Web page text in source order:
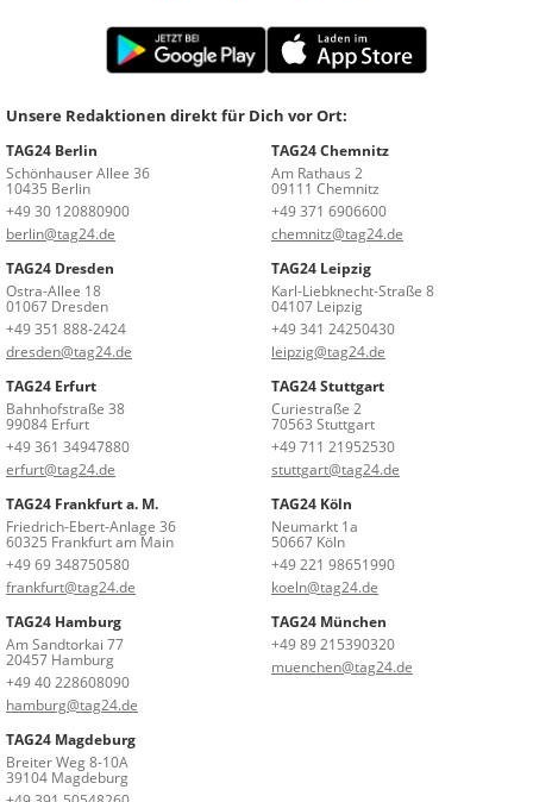
Unsere Redaktionen direkt für Dich vor Ort:
TAG24 Berlin
Schönhauser Allee 36
10435 Berlin
+49 30 120880900
berlin@tag24.de
TAG24 Chemnitz
Am Rathaus 2
09111 Chemnitz
+49 371 6906600
chemnitz@tag24.de
TAG24 Dresden
Ostra-Allee 18
01067 Dresden
+49 351 888-2424
dresden@tag24.de
TAG24 Leipzig
Karl-Liebknecht-Straße 8
04107 Leipzig
+49 341 24250430
leipzig@tag24.de
TAG24 Erfurt
Bahnhofstraße 38
99084 Erfurt
+49 361 34947880
erfurt@tag24.de
TAG24 Stuttgart
Curiestraße 2
70563 Stuttgart
+49 711 21952530
stuttgart@tag24.de
TAG24 Frankfurt a. M.
Friedrich-Ebert-Anlage 36
60325 Frankfurt am Main
+49 69 348750580
frankfurt@tag24.de
TAG24 Köln
Neumarkt 1a
50667 Köln
+49 221 98651990
koeln@tag24.de
TAG24 Hamburg
Am Sandtorkai 77
20457 Hamburg
+49 40 228608090
hamburg@tag24.de
TAG24 München
+49 89 215390320
muenchen@tag24.de
TAG24 Magdeburg
Breiter Weg 8-10A
39104 Magdeburg